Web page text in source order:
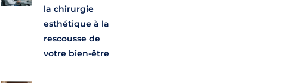
la chirurgie
esthétique à la
rescousse de
votre bien-être